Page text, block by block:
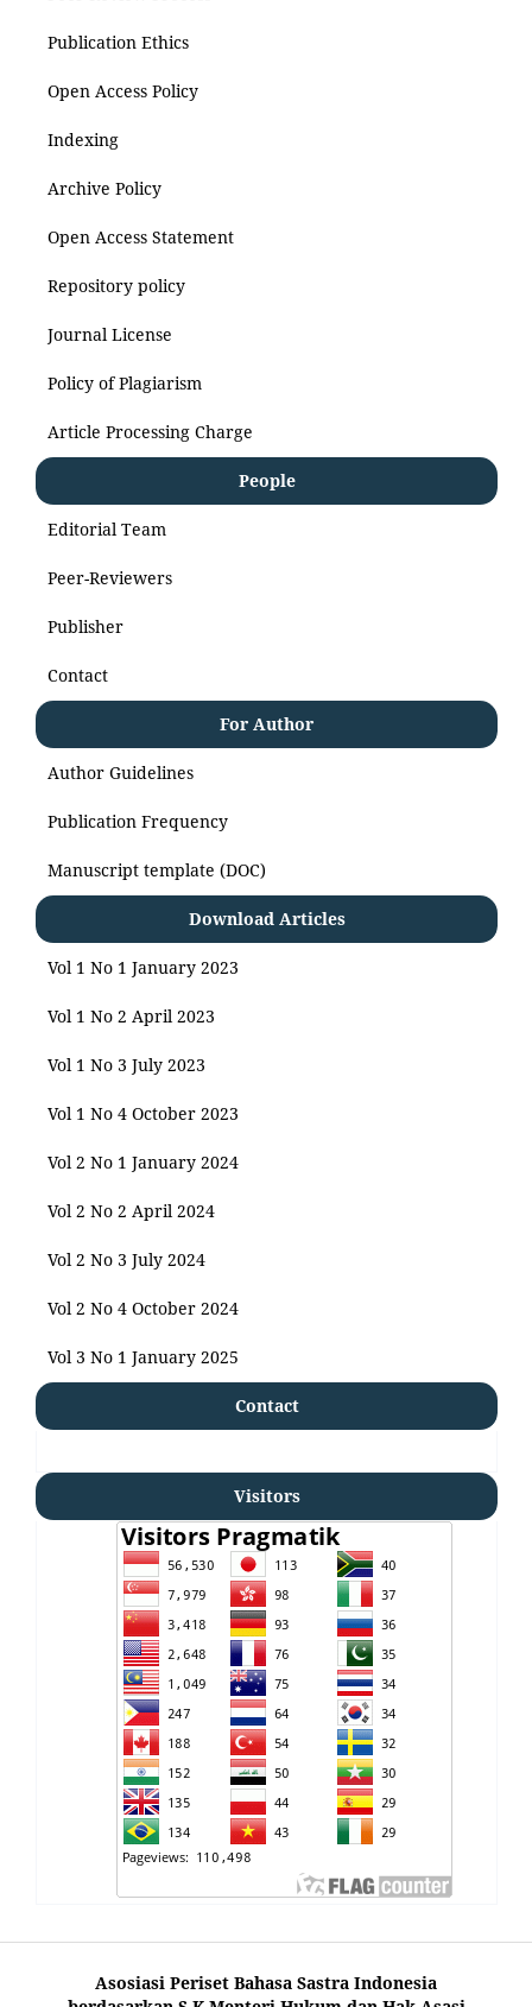
Publication Ethics
Open Access Policy
Indexing
Archive Policy
Open Access Statement
Repository policy
Journal License
Policy of Plagiarism
Article Processing Charge
People
Editorial Team
Peer-Reviewers
Publisher
Contact
For Author
Author Guidelines
Publication Frequency
Manuscript template (DOC)
Download Articles
Vol 1 No 1 January 2023
Vol 1 No 2 April 2023
Vol 1 No 3 July 2023
Vol 1 No 4 October 2023
Vol 2 No 1 January 2024
Vol 2 No 2 April 2024
Vol 2 No 3 July 2024
Vol 2 No 4 October 2024
Vol 3 No 1 January 2025
Contact
Visitors
Asosiasi Periset Bahasa Sastra Indonesia